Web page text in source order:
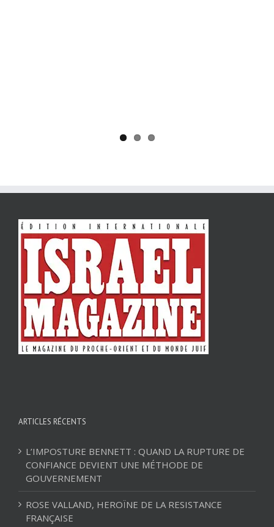
ARTICLES RÉCENTS
L’IMPOSTURE BENNETT : QUAND LA RUPTURE DE
CONFIANCE DEVIENT UNE MÉTHODE DE
GOUVERNEMENT
ROSE VALLAND, HEROÏNE DE LA RESISTANCE
FRANÇAISE